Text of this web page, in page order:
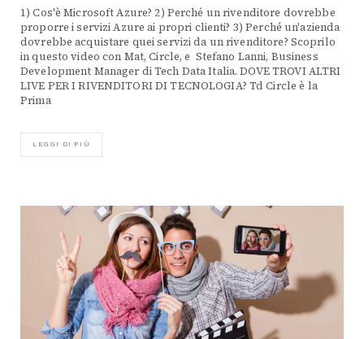
1) Cos'è Microsoft Azure? 2) Perché un rivenditore dovrebbe
proporre i servizi Azure ai propri clienti? 3) Perché un'azienda
dovrebbe acquistare quei servizi da un rivenditore? Scoprilo
in questo video con Mat, Circle, e Stefano Lanni, Business
Development Manager di Tech Data Italia. DOVE TROVI ALTRI
LIVE PER I RIVENDITORI DI TECNOLOGIA? Td Circle è la
Prima
LEGGI DI PIÙ